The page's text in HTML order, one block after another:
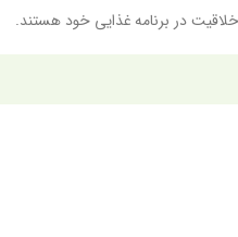
در برنامه غذایی خود هستند.